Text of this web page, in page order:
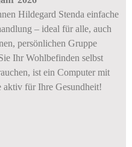
Hildegard Stenda einfache
– ideal für alle, auch
persönlichen Gruppe
Ihr Wohlbefinden selbst
ist ein Computer mit
aktiv für Ihre Gesundheit!